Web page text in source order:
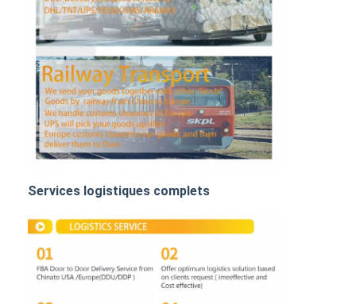
Transport de marchandises par camion
Service d'entreposage
Services logistiques complets